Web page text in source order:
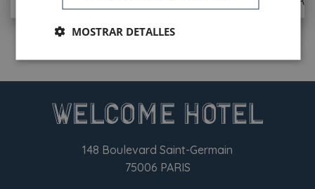
148 Boulevard Saint-Germain
75006 PARIS
MOSTRAR DETALLES